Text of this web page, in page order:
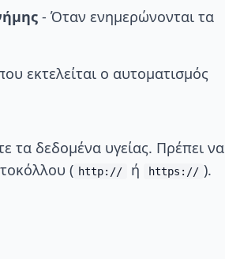
- Όταν ενημερώνονται τα
εκτελείται ο αυτοματισμός
τα δεδομένα υγείας. Πρέπει να
( http:// ή https:// ).